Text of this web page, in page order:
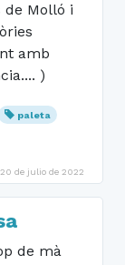
de Molló i
amb
)
paleta
20 de julio de 2022
de mà